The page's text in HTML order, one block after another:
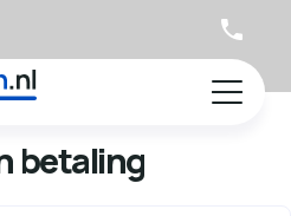
verkopen
betaling